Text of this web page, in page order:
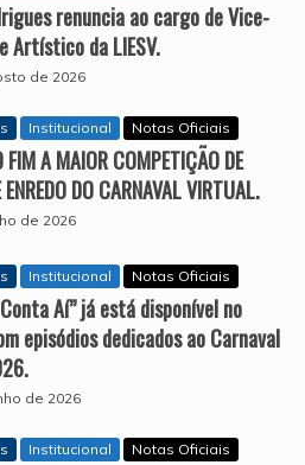
renuncia ao cargo de Vice-
Artístico da LIESV.
de 2026
Institucional Notas Oficiais
FIM A MAIOR COMPETIÇÃO DE
ENREDO DO CARNAVAL VIRTUAL.
de 2026
Institucional Notas Oficiais
Aí” já está disponível no
episódios dedicados ao Carnaval
de 2026
Institucional Notas Oficiais